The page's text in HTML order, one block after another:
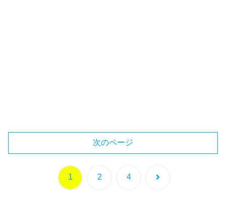
次のページ
1 2 4 次